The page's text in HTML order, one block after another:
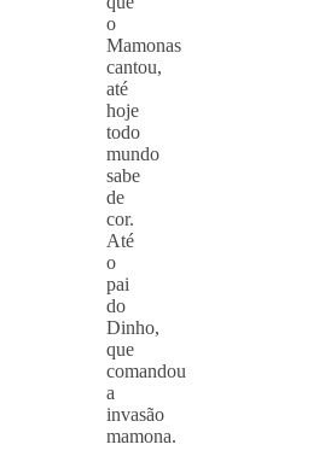
o
Mamonas
cantou,
até
hoje
todo
mundo
sabe
de
cor.
Até
o
pai
do
Dinho,
que
comandou
a
invasão
mamona.